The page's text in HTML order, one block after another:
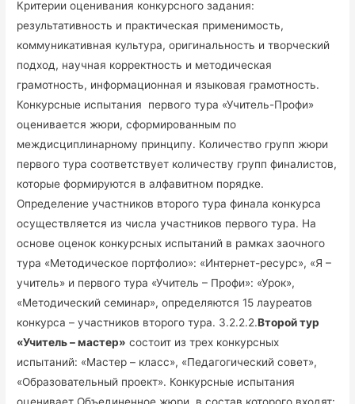
Критерии оценивания конкурсного задания:
результативность и практическая применимость,
коммуникативная культура, оригинальность и творческий
подход, научная корректность и методическая
грамотность, информационная и языковая грамотность.
Конкурсные испытания первого тура «Учитель-Профи»
оценивается жюри, сформированным по
междисциплинарному принципу. Количество групп жюри
первого тура соответствует количеству групп финалистов,
которые формируются в алфавитном порядке.
Определение участников второго тура финала конкурса
осуществляется из числа участников первого тура. На
основе оценок конкурсных испытаний в рамках заочного
тура «Методическое портфолио»: «Интернет-ресурс», «Я –
учитель» и первого тура «Учитель – Профи»: «Урок»,
«Методический семинар», определяются 15 лауреатов
конкурса – участников второго тура. 3.2.2.2.Второй тур
«Учитель – мастер» состоит из трех конкурсных
испытаний: «Мастер – класс», «Педагогический совет»,
«Образовательный проект». Конкурсные испытания